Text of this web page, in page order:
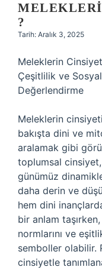
?
Tarih: Aralık 3, 2025
Meleklerin
Çeşitlilik ve
Değerlendirme
Meleklerin
bakışta dini ve
aralamak gibi
toplumsal
günümüz
daha derin ve
hem dini
bir anlam
normlarını ve
semboller olabilir.
cinsiyetle